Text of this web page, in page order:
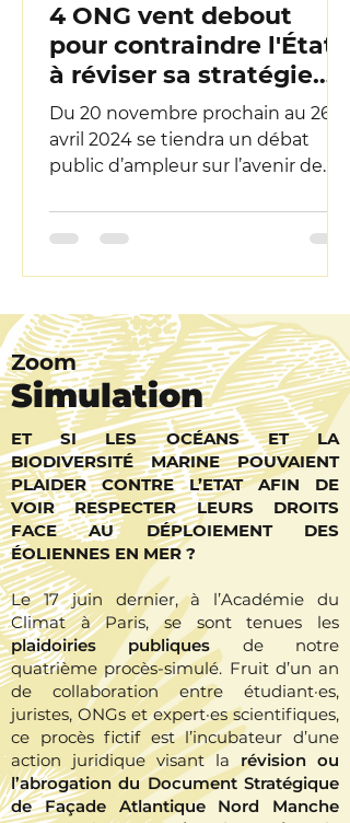
4 ONG vent debout
pour contraindre l'État
à réviser sa stratégie
sur l'éolien en mer.
Du 20 novembre prochain au 26
avril 2024 se tiendra un débat
public d’ampleur sur l’avenir de
marine...
Zoom
Simulation.
ET SI LES OCÉANS ET LA
BIODIVERSITÉ MARINE POUVAIENT
PLAIDER CONTRE L’ETAT AFIN DE
VOIR RESPECTER LEURS DROITS
FACE AU DÉPLOIEMENT DES
ÉOLIENNES EN MER ?
Le 17 juin dernier, à l’Académie du
Climat à Paris, se sont tenues les
plaidoiries publiques de notre
quatrième procès-simulé. Fruit d’un an
de collaboration entre étudiant·es,
juristes, ONGs et expert·es scientifiques,
ce procès fictif est l’incubateur d’une
action juridique visant larévision ou
l’abrogation du Document Stratégique
de Façade Atlantique Nord Manche